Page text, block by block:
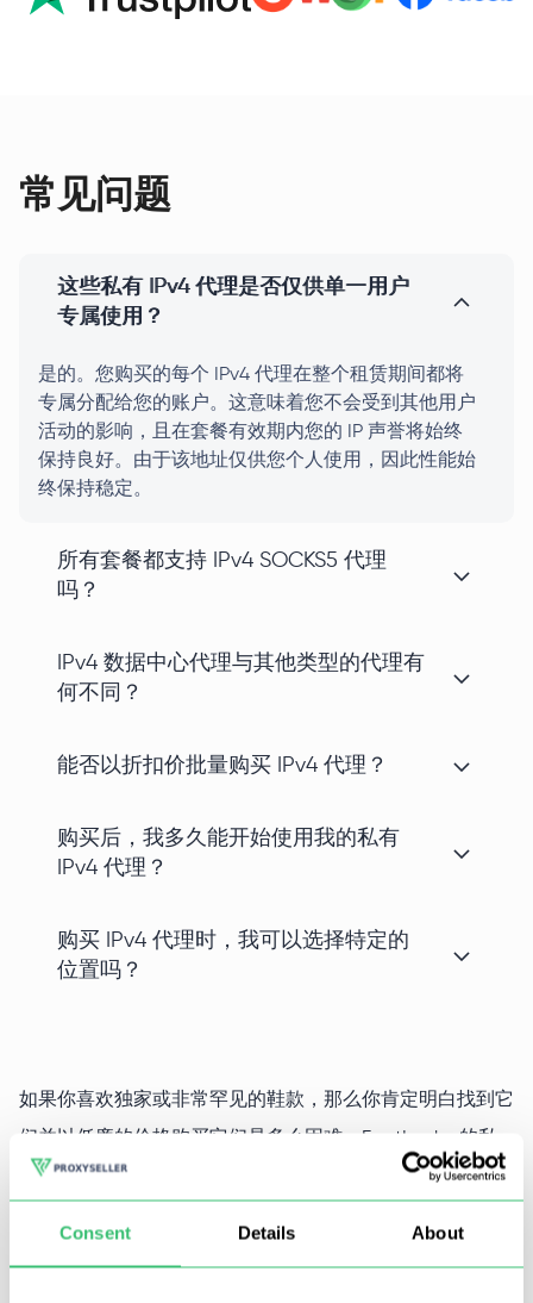
Consent Details About
常见问题
这些私有 IPv4 代理是否仅供单一用户
专属使用？
是的。您购买的每个 IPv4 代理在整个租赁期间都将
专属分配给您的账户。这意味着您不会受到其他用户
活动的影响，且在套餐有效期内您的 IP 声誉将始终
保持良好。由于该地址仅供您个人使用，因此性能始
终保持稳定。
所有套餐都支持 IPv4 SOCKS5 代理
吗？
IPv4 数据中心代理与其他类型的代理有
何不同？
能否以折扣价批量购买 IPv4 代理？
购买后，我多久能开始使用我的私有
IPv4 代理？
购买 IPv4 代理时，我可以选择特定的
位置吗？
如果你喜欢独家或非常罕见的鞋款，那么你肯定明白找到它
们并以低廉的价格购买它们是多么困难。FootLocker的私
人代理可以帮助你进行网上购鞋。在他们的帮助下，将有可